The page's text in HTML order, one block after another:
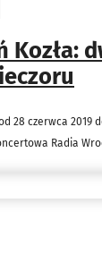
Kozła:
28 czerwca 2019
Radia